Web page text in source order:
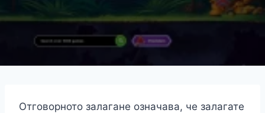
Отговорното залагане означава, че залагате